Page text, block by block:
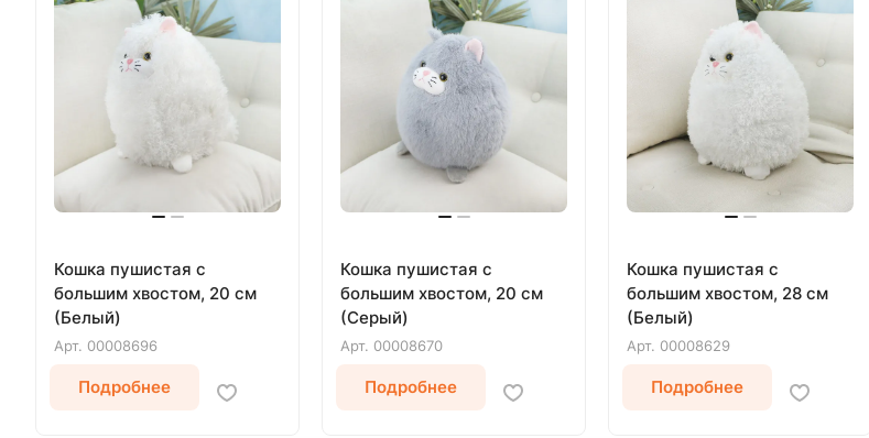
Кошка пушистая с
большим хвостом, 20 см
(Белый)
Арт. 00008696
Подробнее
Кошка пушистая с
большим хвостом, 20 см
(Серый)
Арт. 00008670
Подробнее
Кошка пушистая с
большим хвостом, 28 см
(Белый)
Арт. 00008629
Подробнее